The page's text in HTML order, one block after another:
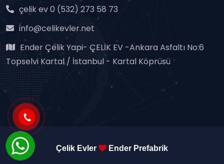
çelik ev 0 (532) 273 58 73
info@celikevler.net
Ender Çelik Yapi- ÇELİK EV -Ankara Asfaltı No:6
Topselvi Kartal / İstanbul - Kartal Köprüsü
Çelik Evler Ender Prefabrik